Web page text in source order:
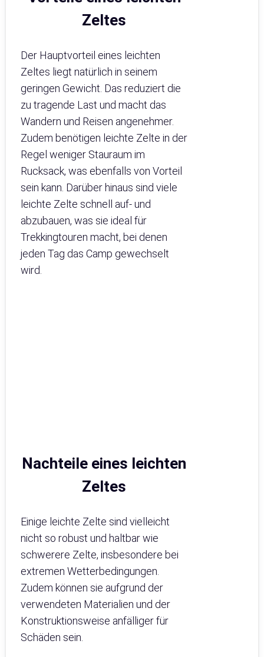
Zeltes
Der Hauptvorteil eines leichten
Zeltes liegt natürlich in seinem
geringen Gewicht. Das reduziert die
zu tragende Last und macht das
Wandern und Reisen angenehmer.
Zudem benötigen leichte Zelte in der
Regel weniger Stauraum im
Rucksack, was ebenfalls von Vorteil
sein kann. Darüber hinaus sind viele
leichte Zelte schnell auf- und
abzubauen, was sie ideal für
Trekkingtouren macht, bei denen
jeden Tag das Camp gewechselt
wird.
Nachteile eines leichten
Zeltes
Einige leichte Zelte sind vielleicht
nicht so robust und haltbar wie
schwerere Zelte, insbesondere bei
extremen Wetterbedingungen.
Zudem können sie aufgrund der
verwendeten Materialien und der
Konstruktionsweise anfälliger für
Schäden sein.